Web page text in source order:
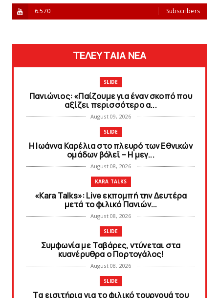
6.570 Subscribers
ΤΕΛΕΥΤΑΙΑ ΝΕΑ
SLIDE
Πανιώνιoς: «Παίζουμε για έναν σκοπό που
αξίζει περισσότερο α...
August 09, 2026
SLIDE
Η Ιωάννα Καρέλια στο πλευρό των Εθνικών
ομάδων βόλεϊ – H μεγ...
August 08, 2026
KARA TALKS
«Kara Talks»: Live εκπομπή την Δευτέρα
μετά το φιλικό Πανιών...
August 08, 2026
SLIDE
Συμφωνία με Tαβάρες, ντύνεται στα
κυανέρυθρα ο Πορτογάλος!
August 08, 2026
SLIDE
Tα εισιτήρια για το φιλικό τουρνουά του